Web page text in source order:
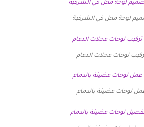
لوحة محل في الشرقية
لوحات محلات الدمام
لوحات مضيئة بالدمام